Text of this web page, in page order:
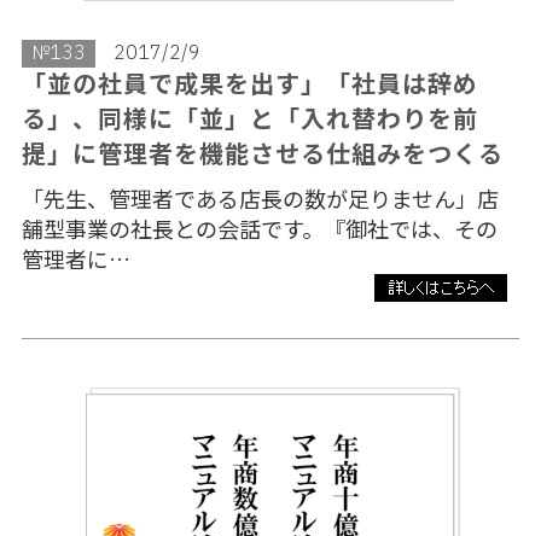
№133 2017/2/9
「並の社員で成果を出す」「社員は辞め
る」、同様に「並」と「入れ替わりを前
提」に管理者を機能させる仕組みをつくる
「先生、管理者である店長の数が足りません」店
舗型事業の社長との会話です。『御社では、その
管理者に…